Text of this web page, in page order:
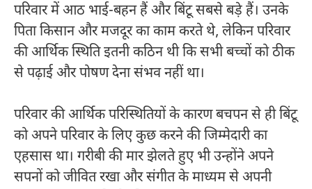
परिवार में आठ भाई-बहन हैं और बिंटू सबसे बड़े हैं। उनके
पिता किसान और मजदूर का काम करते थे, लेकिन परिवार
की आर्थिक स्थिति इतनी कठिन थी कि सभी बच्चों को ठीक
से पढ़ाई और पोषण देना संभव नहीं था।
परिवार की आर्थिक परिस्थितियों के कारण बचपन से ही बिंटू
को अपने परिवार के लिए कुछ करने की जिम्मेदारी का
एहसास था। गरीबी की मार झेलते हुए भी उन्होंने अपने
सपनों को जीवित रखा और संगीत के माध्यम से अपनी